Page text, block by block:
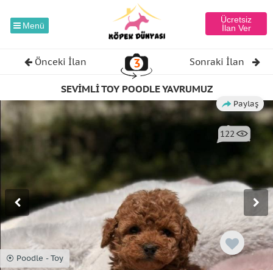
Menü
Ücretsiz
İlan Ver
Önceki İlan 3 Sonraki İlan
SEVİMLİ TOY POODLE YAVRUMUZ
Paylaş
122
⦿ Poodle - Toy